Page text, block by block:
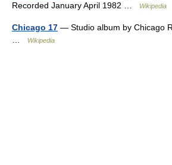
Recorded January April 1982 …
Wikipedia
Chicago 17 — Studio album by Chicago
Wikipedia